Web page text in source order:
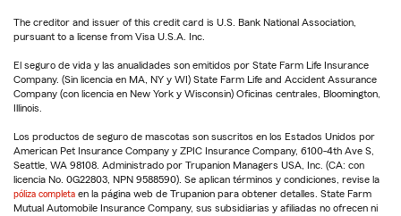
The creditor and issuer of this credit card is U.S. Bank National Association,
pursuant to a license from Visa U.S.A. Inc.
El seguro de vida y las anualidades son emitidos por State Farm Life Insurance
Company. (Sin licencia en MA, NY y WI) State Farm Life and Accident Assurance
Company (con licencia en New York y Wisconsin) Oficinas centrales, Bloomington,
Illinois.
Los productos de seguro de mascotas son suscritos en los Estados Unidos por
American Pet Insurance Company y ZPIC Insurance Company, 6100-4th Ave S,
Seattle, WA 98108. Administrado por Trupanion Managers USA, Inc. (CA: con
licencia No. 0G22803, NPN 9588590). Se aplican términos y condiciones, revise la
póliza completa en la página web de Trupanion para obtener detalles. State Farm
Mutual Automobile Insurance Company, sus subsidiarias y afiliadas no ofrecen ni